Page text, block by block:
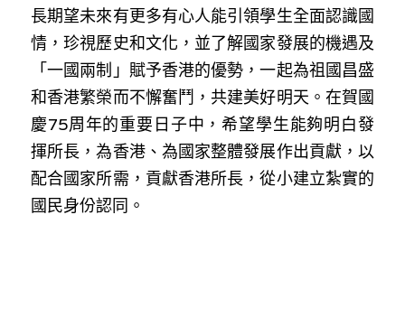
長期望未來有更多有心人能引領學生全面認識國
情，珍視歷史和文化，並了解國家發展的機遇及
「一國兩制」賦予香港的優勢，一起為祖國昌盛
和香港繁榮而不懈奮鬥，共建美好明天。在賀國
慶75周年的重要日子中，希望學生能夠明白發
揮所長，為香港、為國家整體發展作出貢獻，以
配合國家所需，貢獻香港所長，從小建立紮實的
國民身份認同。